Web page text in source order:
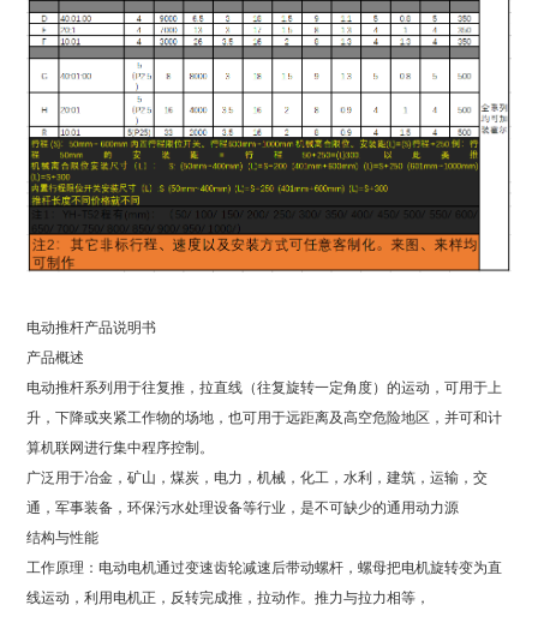
电动推杆产品说明书
产品概述
电动推杆系列用于往复推，拉直线（往复旋转一定角度）的运动，可用于上
升，下降或夹紧工作物的场地，也可用于远距离及高空危险地区，并可和计
算机联网进行集中程序控制。
广泛用于冶金，矿山，煤炭，电力，机械，化工，水利，建筑，运输，交
通，军事装备，环保污水处理设备等行业，是不可缺少的通用动力源
结构与性能
工作原理：电动电机通过变速齿轮减速后带动螺杆，螺母把电机旋转变为直
线运动，利用电机正，反转完成推，拉动作。推力与拉力相等，